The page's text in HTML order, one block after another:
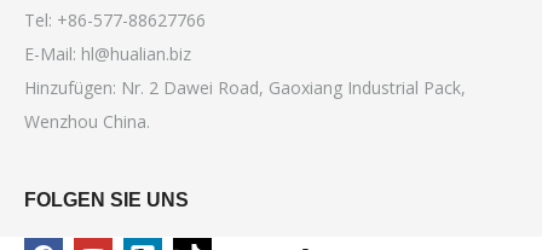
Tel: +86-577-88627766
E-Mail: hl@hualian.biz
Hinzufügen: Nr. 2 Dawei Road, Gaoxiang Industrial Pack,
Wenzhou China.
FOLGEN SIE UNS